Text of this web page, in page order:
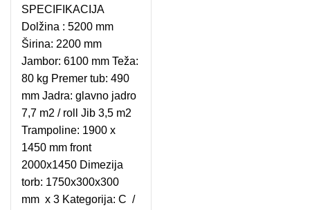
SPECIFIKACIJA
Dolžina : 5200 mm
Širina: 2200 mm
Jambor: 6100 mm Teža:
80 kg Premer tub: 490
mm Jadra: glavno jadro
7,7 m2 / roll Jib 3,5 m2
Trampoline: 1900 x
1450 mm front
2000x1450 Dimezija
torb: 1750x300x300
mm x 3 Kategorija: C /